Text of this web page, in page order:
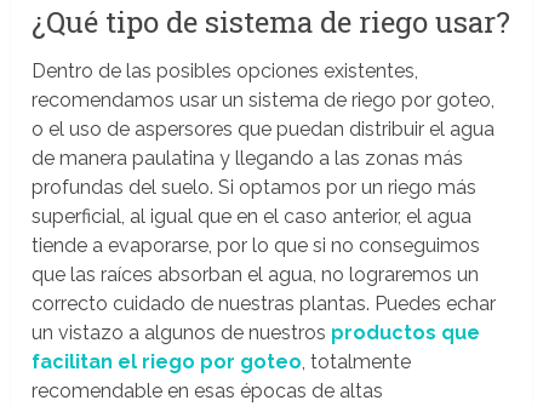
¿Qué tipo de sistema de riego usar?
Dentro de las posibles opciones existentes,
recomendamos usar un sistema de riego por goteo,
o el uso de aspersores que puedan distribuir el agua
de manera paulatina y llegando a las zonas más
profundas del suelo. Si optamos por un riego más
superficial, al igual que en el caso anterior, el agua
tiende a evaporarse, por lo que si no conseguimos
que las raíces absorban el agua, no lograremos un
correcto cuidado de nuestras plantas. Puedes echar
un vistazo a algunos de nuestros productos que
facilitan el riego por goteo, totalmente
recomendable en esas épocas de altas